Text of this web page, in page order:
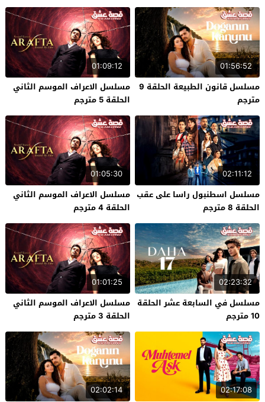
01:56:52
مسلسل قانون الطبيعة الحلقة 9
مترجم
01:09:12
مسلسل الاعراف الموسم الثاني
الحلقة 5 مترجم
02:11:12
مسلسل اسطنبول راسا على عقب
الحلقة 8 مترجم
01:05:30
مسلسل الاعراف الموسم الثاني
الحلقة 4 مترجم
02:23:32
مسلسل في السابعة عشر الحلقة
10 مترجم
01:01:25
مسلسل الاعراف الموسم الثاني
الحلقة 3 مترجم
02:17:08
02:02:14